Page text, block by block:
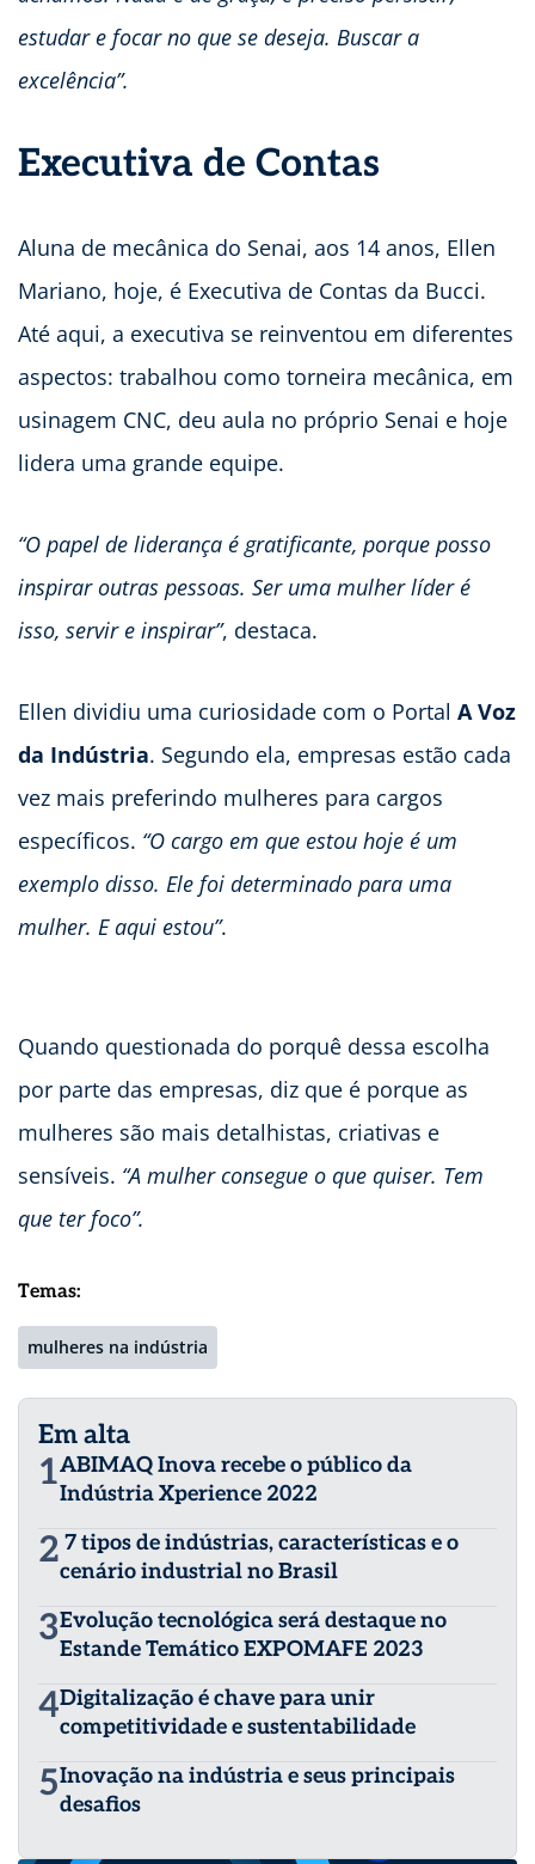
estudar e focar no que se deseja. Buscar a
excelência”.
Executiva de Contas
Aluna de mecânica do Senai, aos 14 anos, Ellen
Mariano, hoje, é Executiva de Contas da Bucci.
Até aqui, a executiva se reinventou em diferentes
aspectos: trabalhou como torneira mecânica, em
usinagem CNC, deu aula no próprio Senai e hoje
lidera uma grande equipe.
“O papel de liderança é gratificante, porque posso
inspirar outras pessoas. Ser uma mulher líder é
isso, servir e inspirar”, destaca.
Ellen dividiu uma curiosidade com o Portal A Voz
da Indústria. Segundo ela, empresas estão cada
vez mais preferindo mulheres para cargos
específicos. “O cargo em que estou hoje é um
exemplo disso. Ele foi determinado para uma
mulher. E aqui estou”.
Quando questionada do porquê dessa escolha
por parte das empresas, diz que é porque as
mulheres são mais detalhistas, criativas e
sensíveis. “A mulher consegue o que quiser. Tem
que ter foco”.
Temas:
mulheres na indústria
Em alta
1ABIMAQ Inova recebe o público da
Indústria Xperience 2022
2 7 tipos de indústrias, características e o
cenário industrial no Brasil
3Evolução tecnológica será destaque no
Estande Temático EXPOMAFE 2023
4Digitalização é chave para unir
competitividade e sustentabilidade
5Inovação na indústria e seus principais
desafios